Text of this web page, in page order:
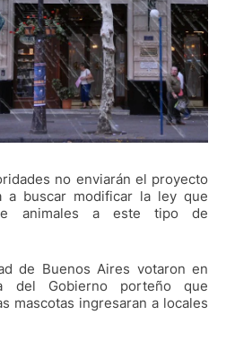
no enviarán el proyecto
a buscar modificar la ley que
animales a este tipo de
de Buenos Aires votaron en
del Gobierno porteño que
mascotas ingresaran a locales